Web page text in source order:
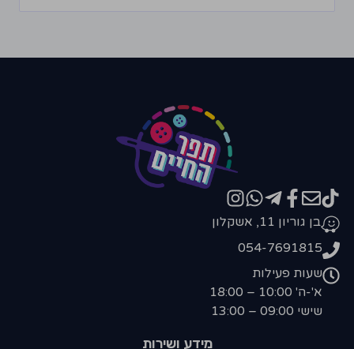
מידע ושירות
בן גוריון 11, אשקלון
054-7691815
שעות פעילות
א'-ה' 10:00 – 18:00
שישי 09:00 – 13:00